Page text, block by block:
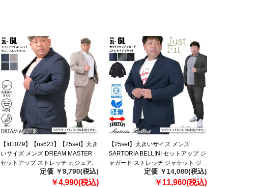
【fd1029】【ns623】【25set】大き
いサイズ メンズ DREAM MASTER
セットアップ ストレッチ カジュアル
ジャケット 軽量 ウォッシャブル ス
マリラ azs25341-sj
定価 ￥9,790(税込)
￥4,990(税込)
【25set】大きいサイズ メンズ
SARTORIA BELLINI セットアップ ジ
ャガード ストレッチ ジャケット ジ
ャストフィット 軽量 ウォッシャブル
イージーケア ライフスーツ
定価 ￥14,080(税込)
￥11,960(税込)